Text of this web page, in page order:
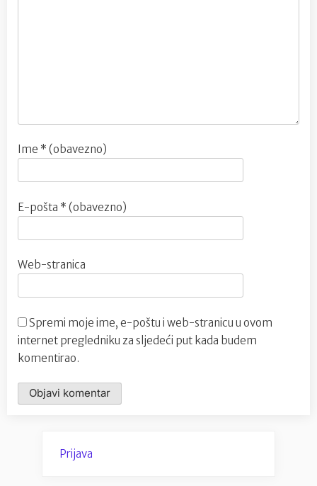
Ime * (obavezno)
E-pošta * (obavezno)
Web-stranica
Spremi moje ime, e-poštu i web-stranicu u ovom
internet pregledniku za sljedeći put kada budem
komentirao.
Prijava